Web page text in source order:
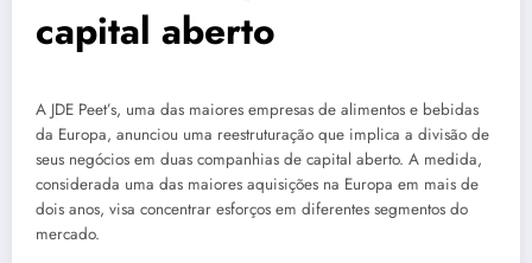
capital aberto
A JDE Peet’s, uma das maiores empresas de alimentos e bebidas
da Europa, anunciou uma reestruturação que implica a divisão de
seus negócios em duas companhias de capital aberto. A medida,
considerada uma das maiores aquisições na Europa em mais de
dois anos, visa concentrar esforços em diferentes segmentos do
mercado.